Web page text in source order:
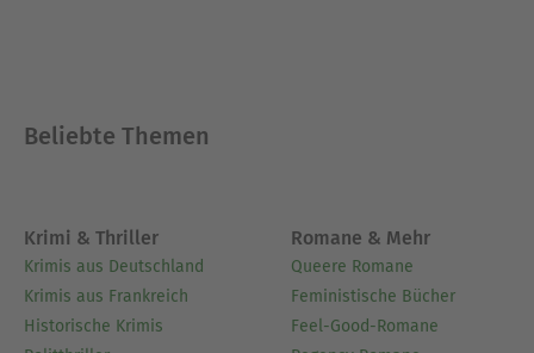
Beliebte Themen
Krimi & Thriller
Krimis aus Deutschland
Krimis aus Frankreich
Historische Krimis
Romane & Mehr
Queere Romane
Feministische Bücher
Feel-Good-Romane